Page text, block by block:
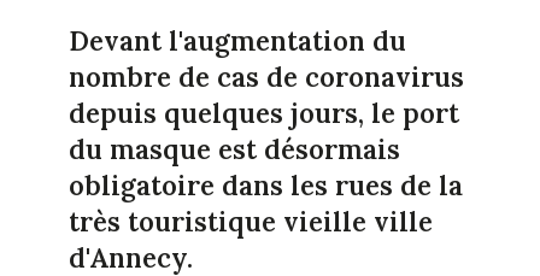
Devant l'augmentation du
nombre de cas de coronavirus
depuis quelques jours, le port
du masque est désormais
obligatoire dans les rues de la
très touristique vieille ville
d'Annecy.